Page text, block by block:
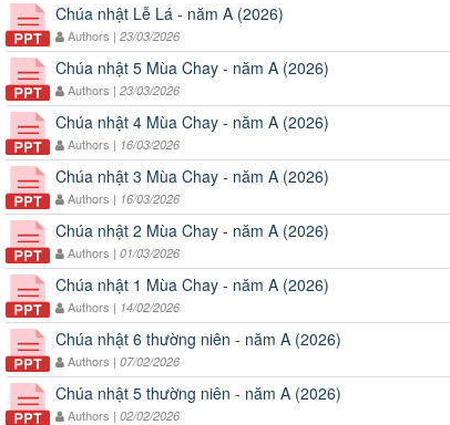
Chúa nhật Lễ Lá - năm A (2026)
Authors | 23/03/2026
Chúa nhật 5 Mùa Chay - năm A (2026)
Authors | 23/03/2026
Chúa nhật 4 Mùa Chay - năm A (2026)
Authors | 16/03/2026
Chúa nhật 3 Mùa Chay - năm A (2026)
Authors | 16/03/2026
Chúa nhật 2 Mùa Chay - năm A (2026)
Authors | 01/03/2026
Chúa nhật 1 Mùa Chay - năm A (2026)
Authors | 14/02/2026
Chúa nhật 6 thường niên - năm A (2026)
Authors | 07/02/2026
Chúa nhật 5 thường niên - năm A (2026)
Authors | 02/02/2026